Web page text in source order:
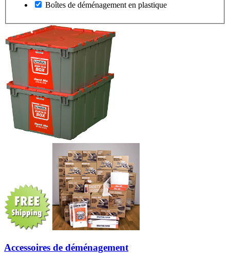
Boîtes de déménagement en plastique
Accessoires de déménagement